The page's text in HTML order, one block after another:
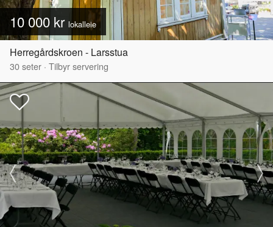
10 000 kr lokalleie
Herregårdskroen - Larsstua
30seter · Tilbyr servering